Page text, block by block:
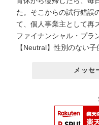
た。そこからの試行錯誤
て、個人事業主として再
ファイナンシャル・プラ
【Neutral】性別のない子
メッセ